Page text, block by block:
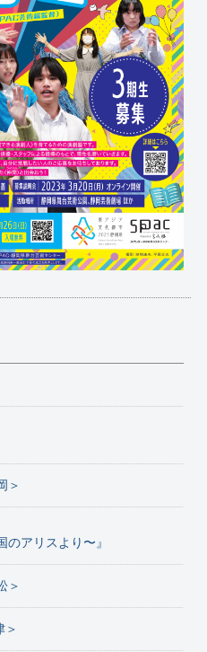
＞
のアリスより〜』
＞
＞